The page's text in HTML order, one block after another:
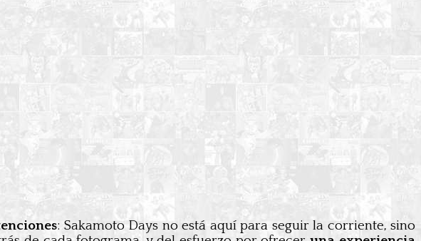
: Sakamoto Days no está aquí para seguir la corriente, sino